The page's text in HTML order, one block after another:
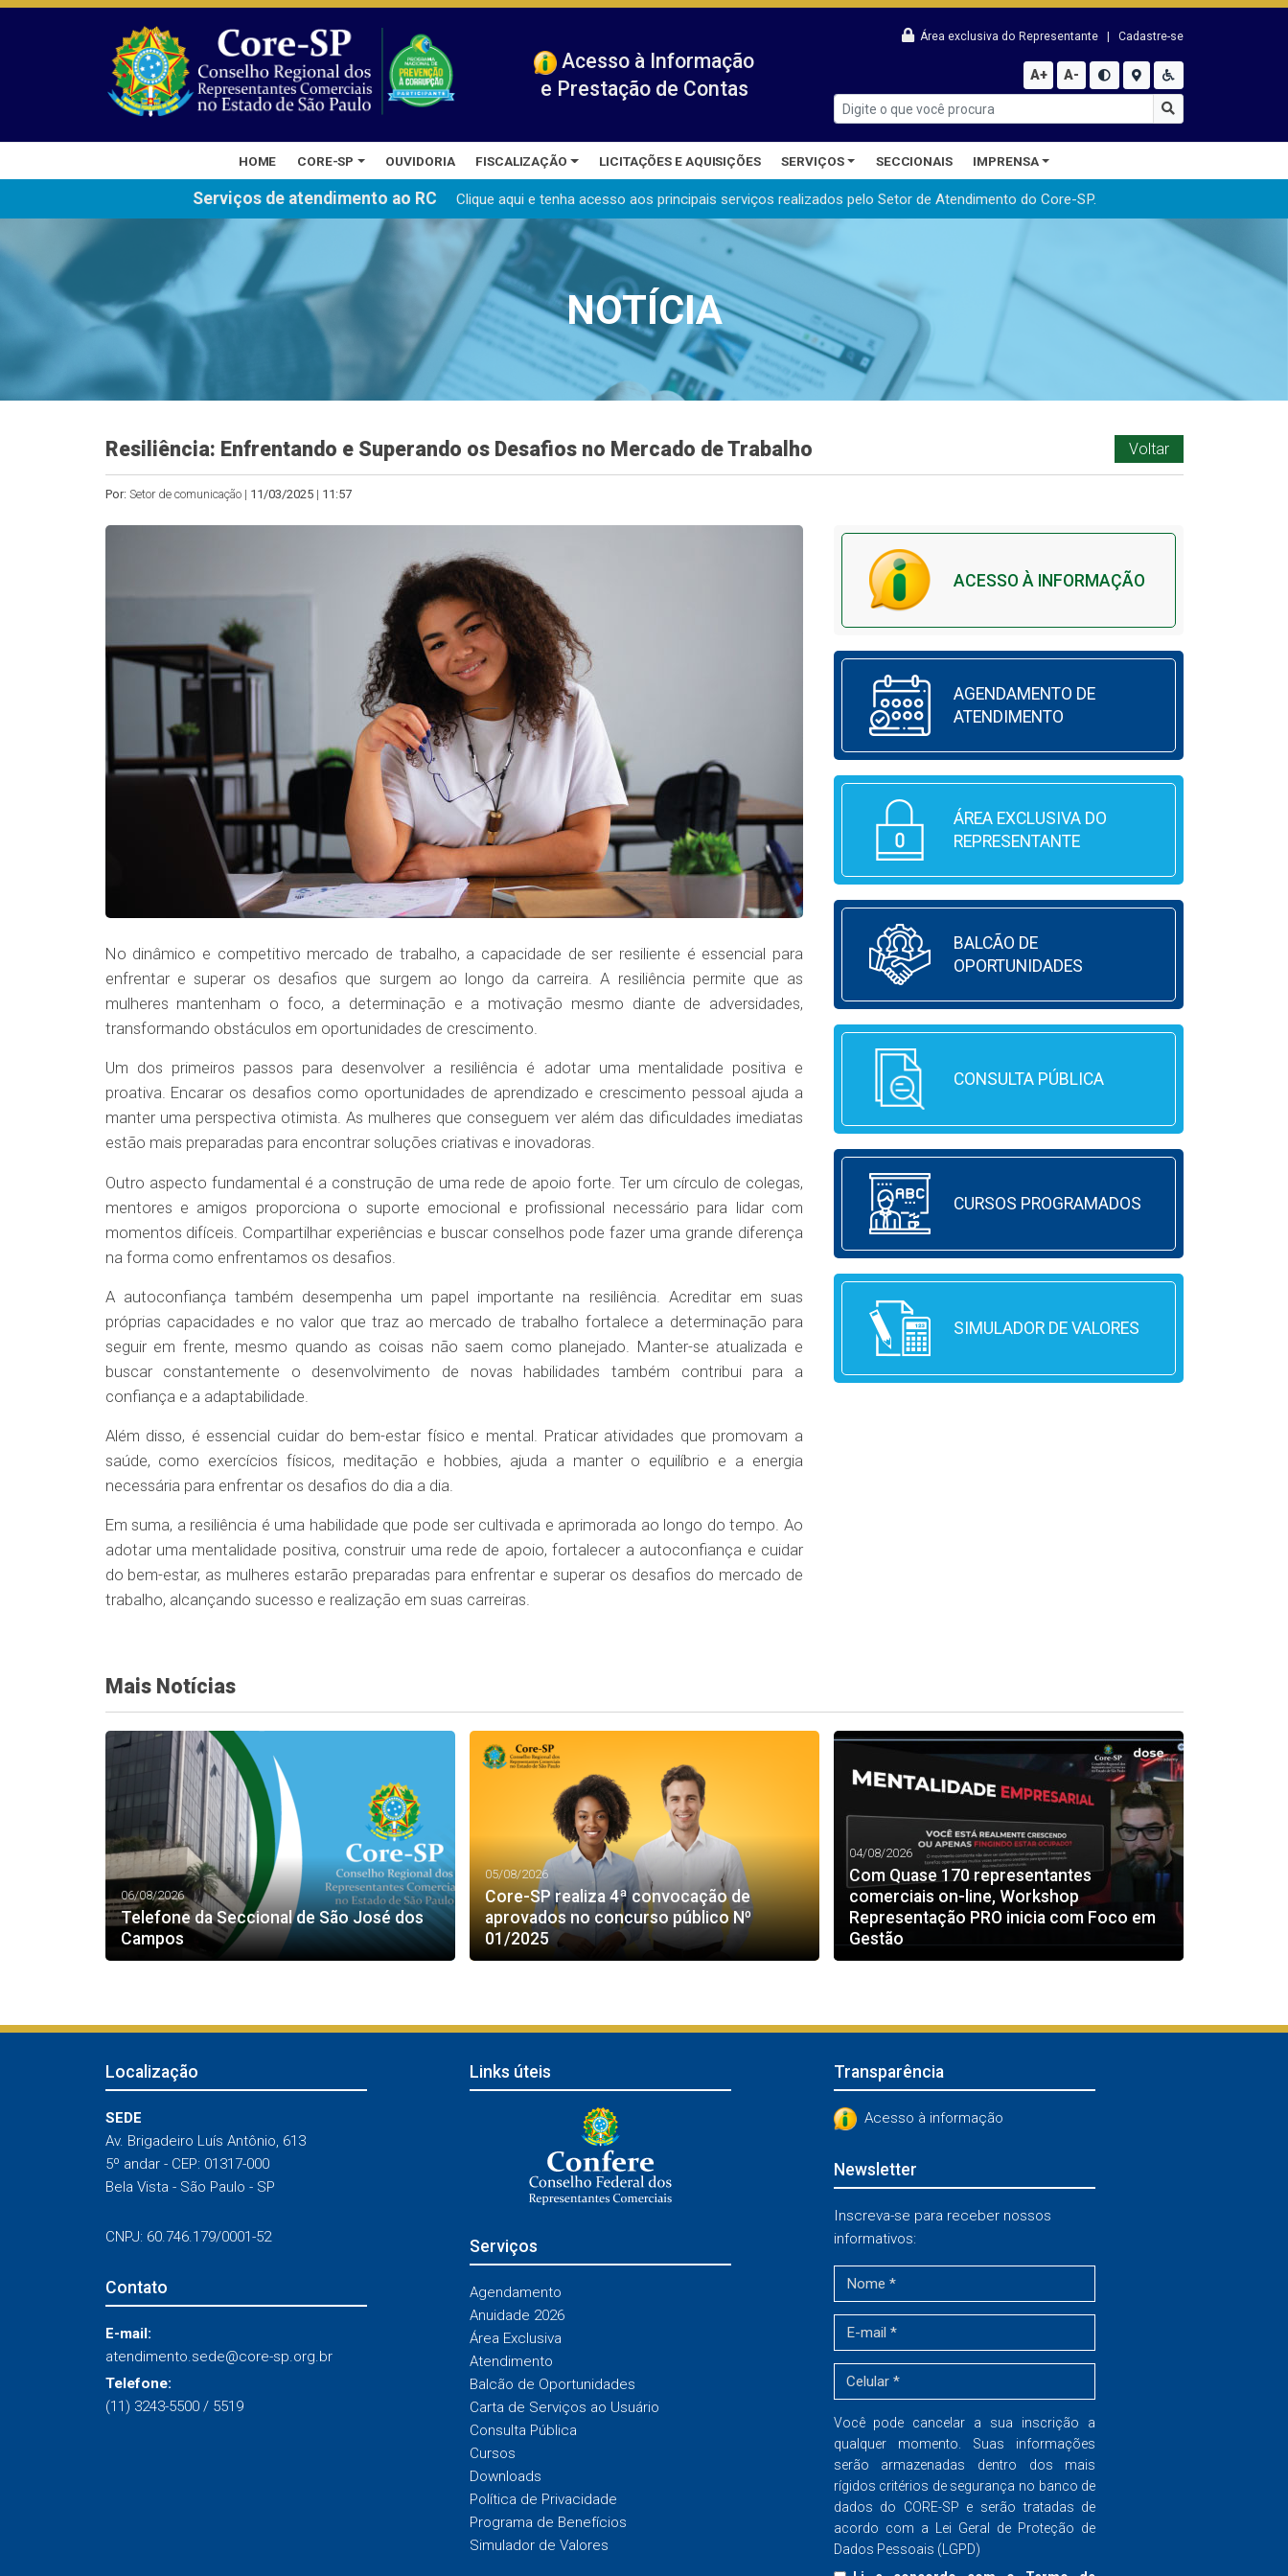
Acesso à Informação
e Prestação de Contas
Área exclusiva do Representante Cadastre-se
A+ A-
HOME CORE-SP OUVIDORIA FISCALIZAÇÃO LICITAÇÕES E AQUISIÇÕES SERVIÇOS SECCIONAIS IMPRENSA
Serviços de atendimento ao RC Clique aqui e tenha acesso aos principais serviços realizados pelo Setor de Atendimento do Core-SP.
NOTÍCIA
Resiliência: Enfrentando e Superando os Desafios no Mercado de Trabalho Voltar
Por: Setor de comunicação | 11/03/2025| 11:57
No dinâmico e competitivo mercado de trabalho, a capacidade de ser resiliente é essencial para
enfrentar e superar os desafios que surgem ao longo da carreira. A resiliência permite que as
mulheres mantenham o foco, a determinação e a motivação mesmo diante de adversidades,
transformando obstáculos em oportunidades de crescimento.
Um dos primeiros passos para desenvolver a resiliência é adotar uma mentalidade positiva e
proativa. Encarar os desafios como oportunidades de aprendizado e crescimento pessoal ajuda a
manter uma perspectiva otimista. As mulheres que conseguem ver além das dificuldades imediatas
estão mais preparadas para encontrar soluções criativas e inovadoras.
Outro aspecto fundamental é a construção de uma rede de apoio forte. Ter um círculo de colegas,
mentores e amigos proporciona o suporte emocional e profissional necessário para lidar com
momentos difíceis. Compartilhar experiências e buscar conselhos pode fazer uma grande diferença
na forma como enfrentamos os desafios.
A autoconfiança também desempenha um papel importante na resiliência. Acreditar em suas
próprias capacidades e no valor que traz ao mercado de trabalho fortalece a determinação para
seguir em frente, mesmo quando as coisas não saem como planejado. Manter-se atualizada e
buscar constantemente o desenvolvimento de novas habilidades também contribui para a
confiança e a adaptabilidade.
Além disso, é essencial cuidar do bem-estar físico e mental. Praticar atividades que promovam a
saúde, como exercícios físicos, meditação e hobbies, ajuda a manter o equilíbrio e a energia
necessária para enfrentar os desafios do dia a dia.
Em suma, a resiliência é uma habilidade que pode ser cultivada e aprimorada ao longo do tempo. Ao
adotar uma mentalidade positiva, construir uma rede de apoio, fortalecer a autoconfiança e cuidar
do bem-estar, as mulheres estarão preparadas para enfrentar e superar os desafios do mercado de
trabalho, alcançando sucesso e realização em suas carreiras.
ACESSO À INFORMAÇÃO
AGENDAMENTO DE
ATENDIMENTO
ÁREA EXCLUSIVA DO
REPRESENTANTE
BALCÃO DE
OPORTUNIDADES
CONSULTA PÚBLICA
CURSOS PROGRAMADOS
SIMULADOR DE VALORES
Mais Notícias
06/08/2026
Telefone da Seccional de São José dos
Campos
05/08/2026
Core-SP realiza 4ª convocação de
aprovados no concurso público Nº
01/2025
04/08/2026
Com Quase 170 representantes
comerciais on-line, Workshop
Representação PRO inicia com Foco em
Gestão
Localização
SEDE
Av. Brigadeiro Luís Antônio, 613
5º andar - CEP: 01317-000
Bela Vista - São Paulo - SP
CNPJ: 60.746.179/0001-52
Contato
E-mail:
atendimento.sede@core-sp.org.br
Telefone:
(11) 3243-5500 / 5519
Links úteis
Serviços
Agendamento
Anuidade 2026
Área Exclusiva
Atendimento
Balcão de Oportunidades
Carta de Serviços ao Usuário
Consulta Pública
Cursos
Downloads
Política de Privacidade
Programa de Benefícios
Simulador de Valores
Transparência
Acesso à informação
Newsletter
Inscreva-se para receber nossos
informativos:
Você pode cancelar a sua inscrição a
qualquer momento. Suas informações
serão armazenadas dentro dos mais
rígidos critérios de segurança no banco de
dados do CORE-SP e serão tratadas de
acordo com a Lei Geral de Proteção de
Dados Pessoais (LGPD)